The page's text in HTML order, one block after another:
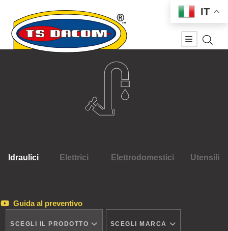
Idraulici Elettrici Elettrodomestici Utensili
Guida al preventivo
SCEGLI IL PRODOTTO SCEGLI MARCA
IT